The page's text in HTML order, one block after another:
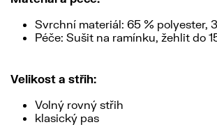
Svrchní materiál: 65 % polyester,
Péče: Sušit na ramínku, žehlit do
Velikost a střih:
Volný rovný střih
klasický pas